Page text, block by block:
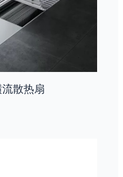
散热扇